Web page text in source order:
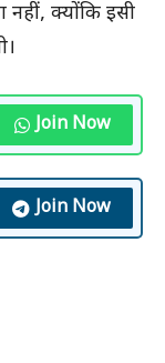
नहीं, क्योंकि इसी
Join Now
Join Now